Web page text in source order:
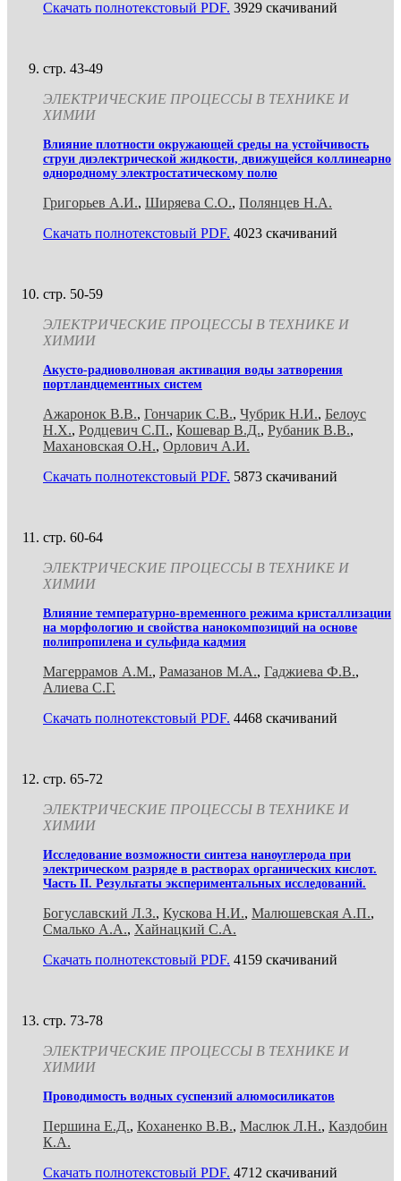
Скачать полнотекстовый PDF. 3929 скачиваний
стр. 43-49
ЭЛЕКТРИЧЕСКИЕ ПРОЦЕССЫ В ТЕХНИКЕ И
ХИМИИ
Влияние плотности окружающей среды на устойчивость
струи диэлектрической жидкости, движущейся коллинеарно
однородному электростатическому полю
Григорьев А.И., Ширяева С.О., Полянцев Н.А.
Скачать полнотекстовый PDF. 4023 скачиваний
стр. 50-59
ЭЛЕКТРИЧЕСКИЕ ПРОЦЕССЫ В ТЕХНИКЕ И
ХИМИИ
Акусто-радиоволновая активация воды затворения
портландцементных систем
Ажаронок В.В., Гончарик С.В., Чубрик Н.И., Белоус
Н.Х., Родцевич С.П., Кошевар В.Д., Рубаник В.В.,
Махановская О.Н., Орлович А.И.
Скачать полнотекстовый PDF. 5873 скачиваний
стр. 60-64
ЭЛЕКТРИЧЕСКИЕ ПРОЦЕССЫ В ТЕХНИКЕ И
ХИМИИ
Влияние температурно-временного режима кристаллизации
на морфологию и свойства нанокомпозиций на основе
полипропилена и сульфида кадмия
Магеррамов А.М., Рамазанов М.А., Гаджиева Ф.В.,
Алиева С.Г.
Скачать полнотекстовый PDF. 4468 скачиваний
стр. 65-72
ЭЛЕКТРИЧЕСКИЕ ПРОЦЕССЫ В ТЕХНИКЕ И
ХИМИИ
Исследование возможности синтеза наноуглерода при
электрическом разряде в растворах органических кислот.
Часть II. Результаты экспериментальных исследований.
Богуславский Л.З., Кускова Н.И., Малюшевская А.П.,
Смалько А.А., Хайнацкий С.А.
Скачать полнотекстовый PDF. 4159 скачиваний
стр. 73-78
ЭЛЕКТРИЧЕСКИЕ ПРОЦЕССЫ В ТЕХНИКЕ И
ХИМИИ
Проводимость водных суспензий алюмосиликатов
Першина Е.Д., Коханенко В.В., Маслюк Л.Н., Каздобин
К.А.
Скачать полнотекстовый PDF. 4712 скачиваний